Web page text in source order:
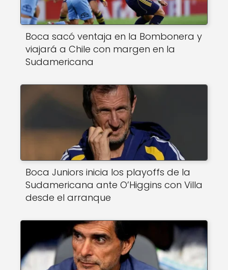
Boca sacó ventaja en la Bombonera y
viajará a Chile con margen en la
Sudamericana
Boca Juniors inicia los playoffs de la
Sudamericana ante O’Higgins con Villa
desde el arranque